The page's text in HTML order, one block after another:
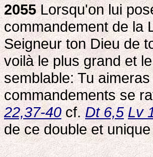
2055Lorsqu'on lui
commandement de la
Seigneur ton Dieu de
voilà le plus grand et
semblable: Tu
commandements se
22,37-40cf.Dt 6,5 Lv
de ce double et